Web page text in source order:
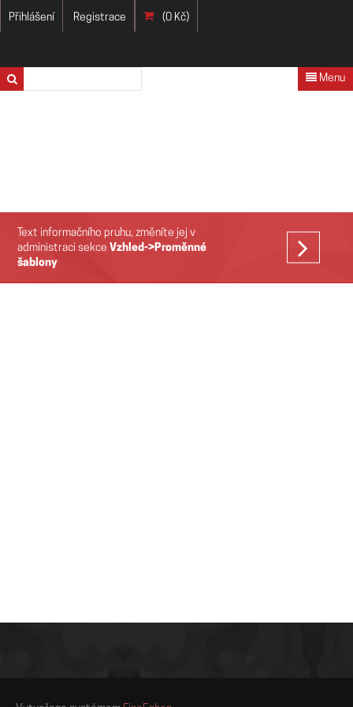
Přihlášení Registrace (0 Kč)
Menu
Text informačního pruhu, změníte jej v
administraci sekceVzhled->Proměnné
šablony
VÍCE
>